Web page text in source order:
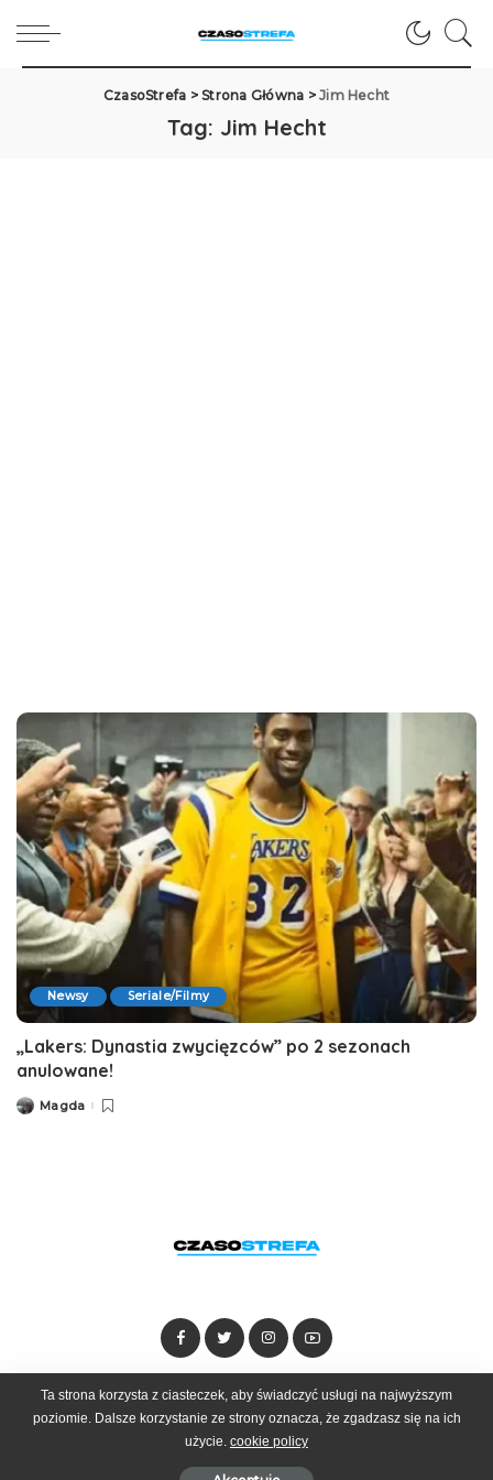
CzasoStrefa >Strona Główna >Jim Hecht
Tag: Jim Hecht
Newsy Seriale/Filmy
„Lakers: Dynastia zwycięzców” po 2 sezonach
anulowane!
PostedMagda
Dołącz do zespołu Kontakt Reklama
Ta strona korzysta z ciasteczek, aby świadczyć usługi na najwyższym
poziomie. Dalsze korzystanie ze strony oznacza, że zgadzasz się na ich
użycie. cookie policy